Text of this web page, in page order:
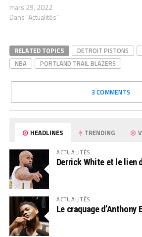
mars 29, 2022
Dans "Actualités"
RELATED TOPICS DETROIT PISTONS
NBA
PORTLAND TRAIL BLAZERS
3 COMMENTS
HEADLINES TRENDING
ACTUALITÉS
Derrick White et le lien
ACTUALITÉS
Le craquage d’Anthony